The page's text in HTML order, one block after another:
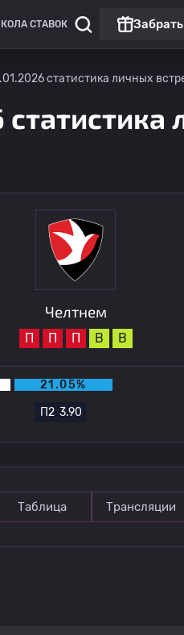
СТАВОК
статистика личных
Челтнем
П П П В В
21.05%
П2 3.90
Таблица Трансляции
Кубок английской Лиги
Чарльтон